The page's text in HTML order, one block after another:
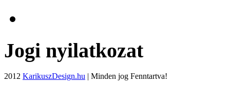
Jogi nyilatkozat
2012 KarikuszDesign.hu | Minden jog Fenntartva!